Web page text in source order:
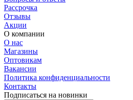
Рассрочка
Отзывы
Акции
О компании
О нас
Магазины
Оптовикам
Вакансии
Политика конфиденциальности
Контакты
Подписаться на новинки